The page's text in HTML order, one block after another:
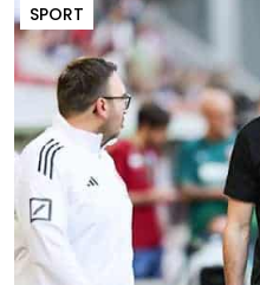
SPORT